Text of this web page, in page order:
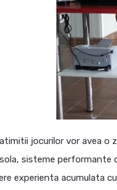
jocurilor vor avea o
sisteme performante
experienta acumulata